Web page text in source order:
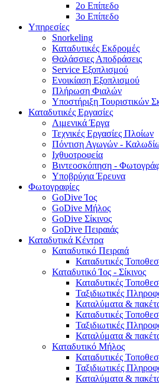
2ο Επίπεδο
3ο Επίπεδο
Υπηρεσίες
Snorkeling
Καταδυτικές Εκδρομές
Θαλάσσιες Αποδράσεις
Service Εξοπλισμού
Ενοικίαση Εξοπλισμού
Πλήρωση Φιαλών
Υποστήριξη Τουριστικών
Καταδυτικές Εργασίες
Λιμενικά Έργα
Τεχνικές Εργασίες Πλοίων
Πόντιση Αγωγών -
Ιχθυοτροφεία
Βιντεοσκόπηση -
Υποβρύχια Έρευνα
Φωτογραφίες
GoDive Ίος
GoDive Μήλος
GoDive Σίκινος
GoDive Πειραιάς
Καταδυτικά Κέντρα
Καταδυτικό Πειραιά
Καταδυτικές
Καταδυτικό Ίος - Σίκινος
Καταδυτικές
Ταξιδιωτικές
Καταλύματα &
Καταδυτικές
Ταξιδιωτικές
Καταλύματα & πακέτα
Καταδυτικό Μήλος
Καταδυτικές
Ταξιδιωτικές
Καταλύματα &